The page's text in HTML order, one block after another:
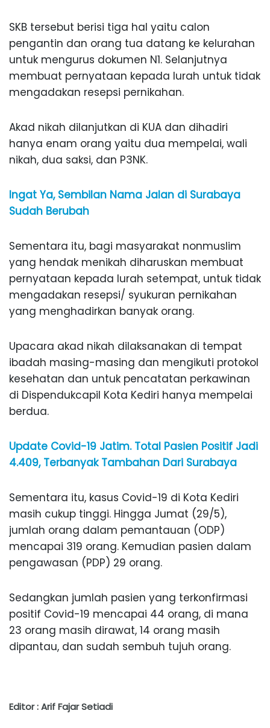
SKB tersebut berisi tiga hal yaitu calon
pengantin dan orang tua datang ke kelurahan
untuk mengurus dokumen N1. Selanjutnya
membuat pernyataan kepada lurah untuk tidak
mengadakan resepsi pernikahan.
Akad nikah dilanjutkan di KUA dan dihadiri
hanya enam orang yaitu dua mempelai, wali
nikah, dua saksi, dan P3NK.
Ingat Ya, Sembilan Nama Jalan di Surabaya
Sudah Berubah
Sementara itu, bagi masyarakat nonmuslim
yang hendak menikah diharuskan membuat
pernyataan kepada lurah setempat, untuk tidak
mengadakan resepsi/ syukuran pernikahan
yang menghadirkan banyak orang.
Upacara akad nikah dilaksanakan di tempat
ibadah masing-masing dan mengikuti protokol
kesehatan dan untuk pencatatan perkawinan
di Dispendukcapil Kota Kediri hanya mempelai
berdua.
Update Covid-19 Jatim. Total Pasien Positif Jadi
4.409, Terbanyak Tambahan Dari Surabaya
Sementara itu, kasus Covid-19 di Kota Kediri
masih cukup tinggi. Hingga Jumat (29/5),
jumlah orang dalam pemantauan (ODP)
mencapai 319 orang. Kemudian pasien dalam
pengawasan (PDP) 29 orang.
Sedangkan jumlah pasien yang terkonfirmasi
positif Covid-19 mencapai 44 orang, di mana
23 orang masih dirawat, 14 orang masih
dipantau, dan sudah sembuh tujuh orang.
Editor : Arif Fajar Setiadi